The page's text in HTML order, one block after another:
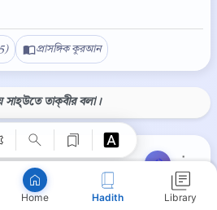
Home Hadith Library
প্রাসঙ্গিক কুরআন
সাহ্উতে তাক্‌বীর বলা।
⋮